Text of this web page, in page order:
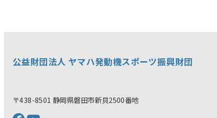
公益財団法人 ヤマハ発動機スポーツ振興財団
〒438-8501 静岡県磐田市新貝2500番地